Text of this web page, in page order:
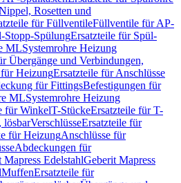
Rosetten und
für FüllventileFüllventile für AP-
Stopp-SpülungErsatzteile für Spül-
MLSystemrohre Heizung
Übergänge und Verbindungen,
HeizungErsatzteile für Anschlüsse
für FittingsBefestigungen für
MLSystemrohre Heizung
für WinkelT-StückeErsatzteile für T-
lösbarVerschlüsseErsatzteile für
für HeizungAnschlüsse für
Abdeckungen für
Mapress EdelstahlGeberit Mapress
MuffenErsatzteile für